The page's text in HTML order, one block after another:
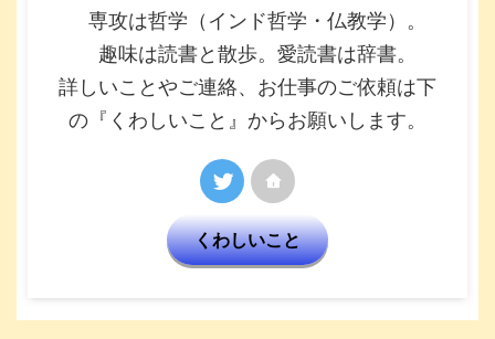
専攻は哲学（インド哲学・仏教学）。
趣味は読書と散歩。愛読書は辞書。
詳しいことやご連絡、お仕事のご依頼は下
の『くわしいこと』からお願いします。
くわしいこと